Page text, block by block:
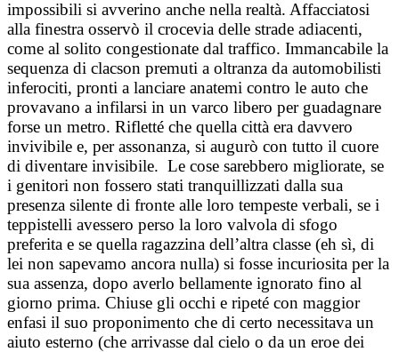
impossibili si avverino anche nella realtà. Affacciatosi
alla finestra osservò il crocevia delle strade adiacenti,
come al solito congestionate dal traffico. Immancabile la
sequenza di clacson premuti a oltranza da automobilisti
inferociti, pronti a lanciare anatemi contro le auto che
provavano a infilarsi in un varco libero per guadagnare
forse un metro. Rifletté che quella città era davvero
invivibile e, per assonanza, si augurò con tutto il cuore
di diventare invisibile. Le cose sarebbero migliorate, se
i genitori non fossero stati tranquillizzati dalla sua
presenza silente di fronte alle loro tempeste verbali, se i
teppistelli avessero perso la loro valvola di sfogo
preferita e se quella ragazzina dell’altra classe (eh sì, di
lei non sapevamo ancora nulla) si fosse incuriosita per la
sua assenza, dopo averlo bellamente ignorato fino al
giorno prima. Chiuse gli occhi e ripeté con maggior
enfasi il suo proponimento che di certo necessitava un
aiuto esterno (che arrivasse dal cielo o da un eroe dei